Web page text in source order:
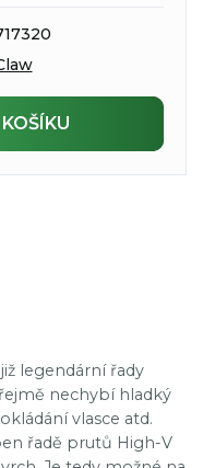
legendární řady
nechybí hladký
vlasce atd.
řadě prutů High-V